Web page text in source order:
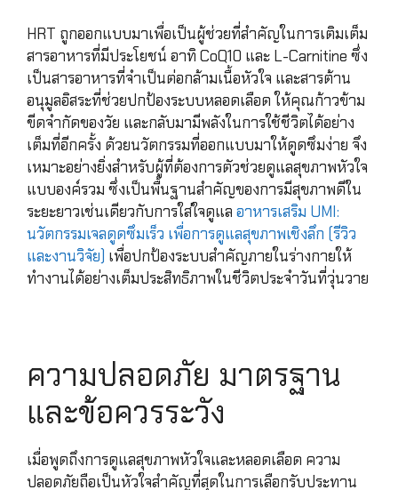
HRT ถูกออกแบบมาเพื่อเป็นผู้ช่วยที่สำคัญในการเติมเต็ม
สารอาหารที่มีประโยชน์ อาทิ CoQ10 และ L-Carnitine ซึ่ง
เป็นสารอาหารที่จำเป็นต่อกล้ามเนื้อหัวใจ และสารต้าน
อนุมูลอิสระที่ช่วยปกป้องระบบหลอดเลือด ให้คุณก้าวข้าม
ขีดจำกัดของวัย และกลับมามีพลังในการใช้ชีวิตได้อย่าง
เต็มที่อีกครั้ง ด้วยนวัตกรรมที่ออกแบบมาให้ดูดซึมง่าย จึง
เหมาะอย่างยิ่งสำหรับผู้ที่ต้องการตัวช่วยดูแลสุขภาพหัวใจ
แบบองค์รวม ซึ่งเป็นพื้นฐานสำคัญของการมีสุขภาพดีใน
ระยะยาวเช่นเดียวกับการใส่ใจดูแล อาหารเสริม UMI:
นวัตกรรมเจลดูดซึมเร็ว เพื่อการดูแลสุขภาพเชิงลึก (รีวิว
และงานวิจัย) เพื่อปกป้องระบบสำคัญภายในร่างกายให้
ทำงานได้อย่างเต็มประสิทธิภาพในชีวิตประจำวันที่วุ่นวาย
ความปลอดภัย มาตรฐาน
และข้อควรระวัง
เมื่อพูดถึงการดูแลสุขภาพหัวใจและหลอดเลือด ความ
ปลอดภัยถือเป็นหัวใจสำคัญที่สุดในการเลือกรับประทาน